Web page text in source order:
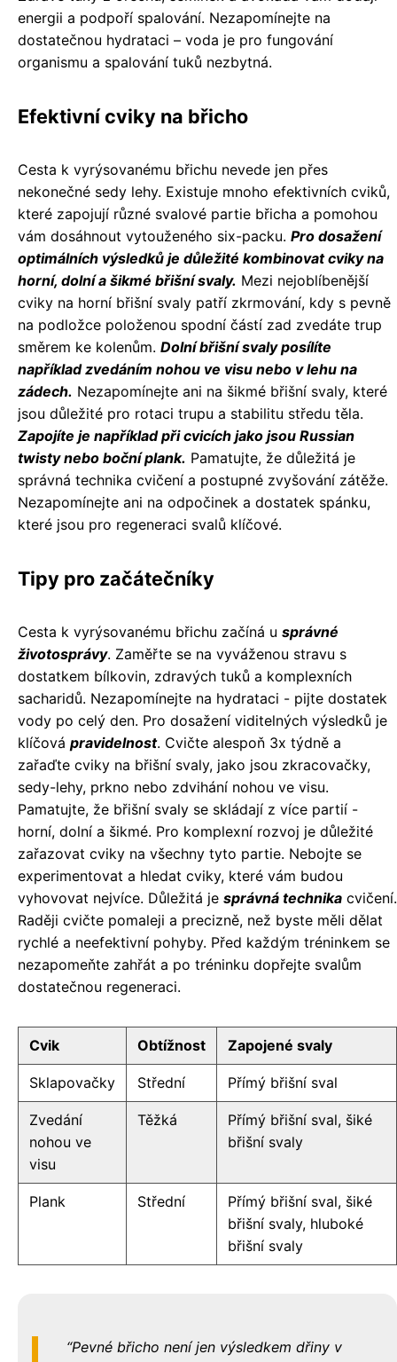
energii a podpoří spalování. Nezapomínejte na
dostatečnou hydrataci – voda je pro fungování
organismu a spalování tuků nezbytná.
Efektivní cviky na břicho
Cesta k vyrýsovanému břichu nevede jen přes
nekonečné sedy lehy. Existuje mnoho efektivních cviků,
které zapojují různé svalové partie břicha a pomohou
vám dosáhnout vytouženého six-packu. Pro dosažení
optimálních výsledků je důležité kombinovat cviky na
horní, dolní a šikmé břišní svaly. Mezi nejoblíbenější
cviky na horní břišní svaly patří zkrmování, kdy s pevně
na podložce položenou spodní částí zad zvedáte trup
směrem ke kolenům. Dolní břišní svaly posílíte
například zvedáním nohou ve visu nebo v lehu na
zádech. Nezapomínejte ani na šikmé břišní svaly, které
jsou důležité pro rotaci trupu a stabilitu středu těla.
Zapojíte je například při cvicích jako jsou Russian
twisty nebo boční plank. Pamatujte, že důležitá je
správná technika cvičení a postupné zvyšování zátěže.
Nezapomínejte ani na odpočinek a dostatek spánku,
které jsou pro regeneraci svalů klíčové.
Tipy pro začátečníky
Cesta k vyrýsovanému břichu začíná u správné
životosprávy. Zaměřte se na vyváženou stravu s
dostatkem bílkovin, zdravých tuků a komplexních
sacharidů. Nezapomínejte na hydrataci - pijte dostatek
vody po celý den. Pro dosažení viditelných výsledků je
klíčová pravidelnost. Cvičte alespoň 3x týdně a
zařaďte cviky na břišní svaly, jako jsou zkracovačky,
sedy-lehy, prkno nebo zdvihání nohou ve visu.
Pamatujte, že břišní svaly se skládají z více partií -
horní, dolní a šikmé. Pro komplexní rozvoj je důležité
zařazovat cviky na všechny tyto partie. Nebojte se
experimentovat a hledat cviky, které vám budou
vyhovovat nejvíce. Důležitá je správná technika cvičení.
Raději cvičte pomaleji a precizně, než byste měli dělat
rychlé a neefektivní pohyby. Před každým tréninkem se
nezapomeňte zahřát a po tréninku dopřejte svalům
dostatečnou regeneraci.
Cvik Obtížnost Zapojené svaly
Sklapovačky Střední Přímý břišní sval
Zvedání
nohou ve
visu
Těžká
Přímý břišní sval, šiké
břišní svaly
Plank Střední
Přímý břišní sval, šiké
břišní svaly, hluboké
břišní svaly
Pevné břicho není jen výsledkem dřiny v